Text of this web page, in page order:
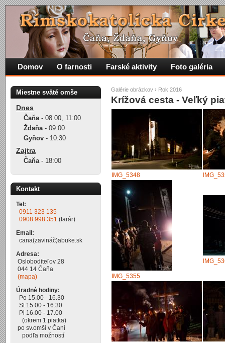
Galérie obrázkov › Rok 2016
Krížová cesta - Veľký
IMG_5348
IMG_5355
Domov O farnosti Farské aktivity Foto galéria
Miestne sväté omše
Dnes
Čaňa- 08:00, 11:00
Ždaňa- 09:00
Gyňov - 10:30
Zajtra
Čaňa- 18:00
Kontakt
Tel:
0911 323 135
0908 998 351 (farár)
Email:
cana(zavináč)abuke.sk
Adresa:
Osloboditeľov 28
044 14 Čaňa
(mapa)
Úradné hodiny:
Po 15.00 - 16.30
St 15.00 - 16.30
Pi 16.00 - 17.00
(okrem 1.piatka)
po sv.omši v Čani
podľa možností